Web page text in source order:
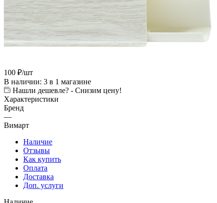
100 ₽/шт
В наличии: 3 в 1 магазине
Нашли дешевле? - Снизим цену!
Характеристики
Бренд
—
Вимарт
Наличие
Отзывы
Как купить
Оплата
Доставка
Доп. услуги